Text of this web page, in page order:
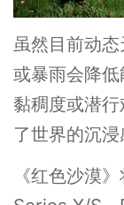
虽然目前动
或暴雨会降
黏稠度或潜
了世界的沉浸
《红色沙漠